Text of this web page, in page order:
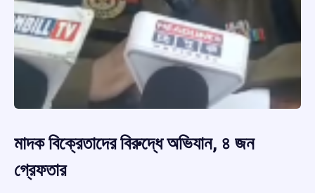
মাদক বিক্রেতাদের বিরুদ্ধে অভিযান, ৪ জন
গ্রেফতার